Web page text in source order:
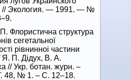
// Экология. — 1991. — №
Флористична структура
сегетальної
рiвнинноi частини
Я. П. Дiдух, В. А.
// Укр. ботан. журн. –
48, № 1. – С. 12–18.